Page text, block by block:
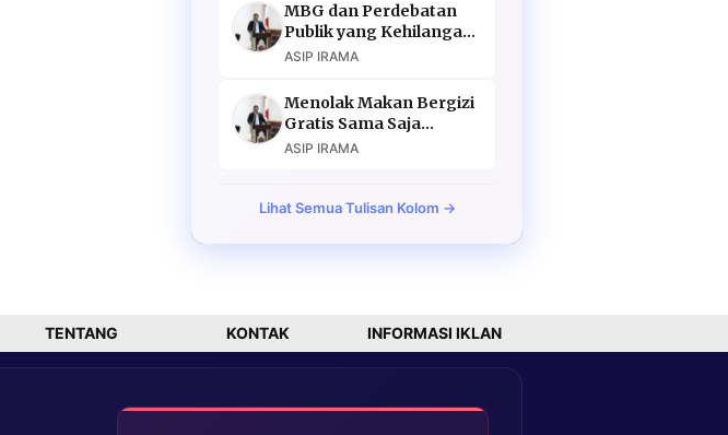
MBG dan Perdebatan
Publik yang Kehilangan
Argumen
ASIP IRAMA
Menolak Makan Bergizi
Gratis Sama Saja
Menolak Masa Depan
ASIP IRAMA
Lihat Semua Tulisan Kolom →
TENTANG KONTAK INFORMASI IKLAN